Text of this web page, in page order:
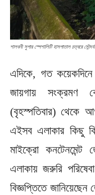
শালবনী সুপার স্পেশালিটি হাসপাতাল চত্বরে
এদিকে, গত
জায়গায় সংক্রমণ
(বৃহস্পতিবার) থেকে
এইসব এলাকার কিছু
মাইক্রো
এলাকায় জরুরি
বিজ্ঞপ্তিতে